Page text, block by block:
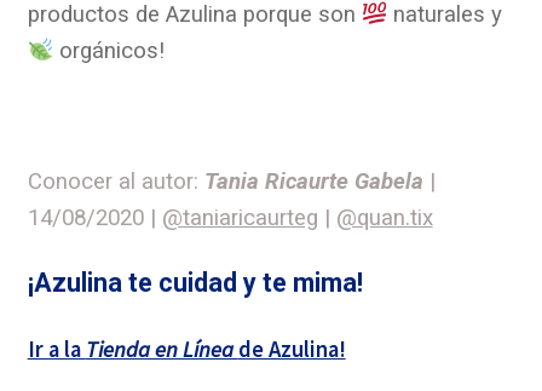
productos de Azulina porque son
naturales y
orgánicos!
Conoceral autor: Tania Ricaurte Gabela |
14/08/2020 | @taniaricaurteg | @quan.tix
¡Azulina te cuidad y te mima!
Ir a la Tienda en Líneade Azulina!